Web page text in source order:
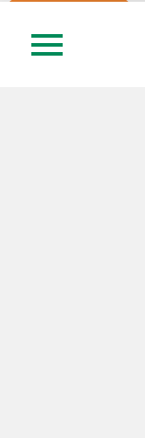
Pinheiro Solidário